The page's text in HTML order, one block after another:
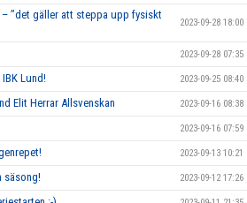
’’det gäller att steppa upp fysiskt
2023-09-28 18:00
2023-09-28 07:35
Lund! 2023-09-25 08:40
Elit Herrar Allsvenskan 2023-09-16 08:38
2023-09-16 07:59
2023-09-13 10:21
säsong! 2023-09-12 17:26